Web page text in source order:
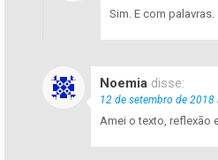
Sim. E com palavras.
Noemia disse:
12 de setembro de 2018
Amei o texto, reflexão